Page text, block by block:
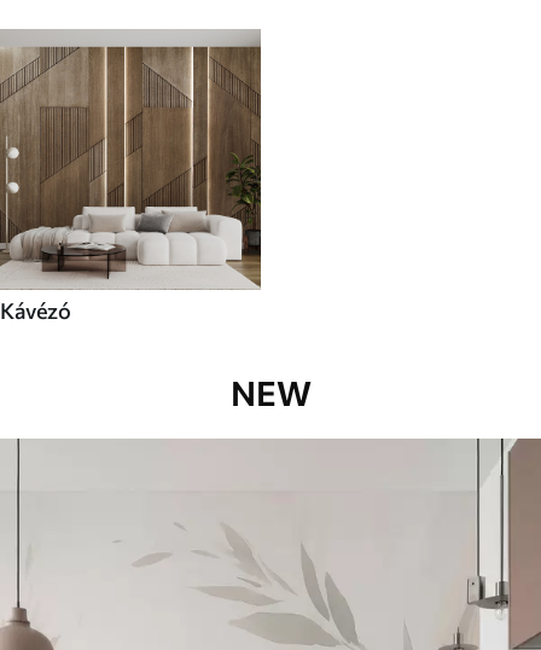
Kávézó
NEW